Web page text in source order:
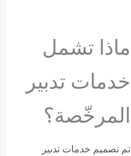
ماذا تشمل
خدمات تدبير
المرخّصة؟
تم تصميم خدمات تدبير